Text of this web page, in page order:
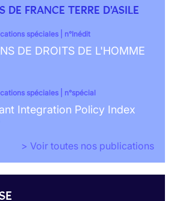
DE FRANCE TERRE D'ASILE
spéciales | n°Inédit
DE DROITS DE L'HOMME
spéciales | n°spécial
Integration Policy Index
> Voir toutes nos publications